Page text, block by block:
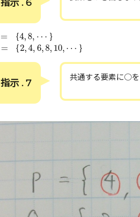
指示 . 6
= ｛4, 8, ⋯ ｝
4, 8 ⋯
= ｛2, 4, 6,8, 10, ⋯ ｝
2,4 6 8 10 ,⋯
指示 . 7 共通する要素に○を